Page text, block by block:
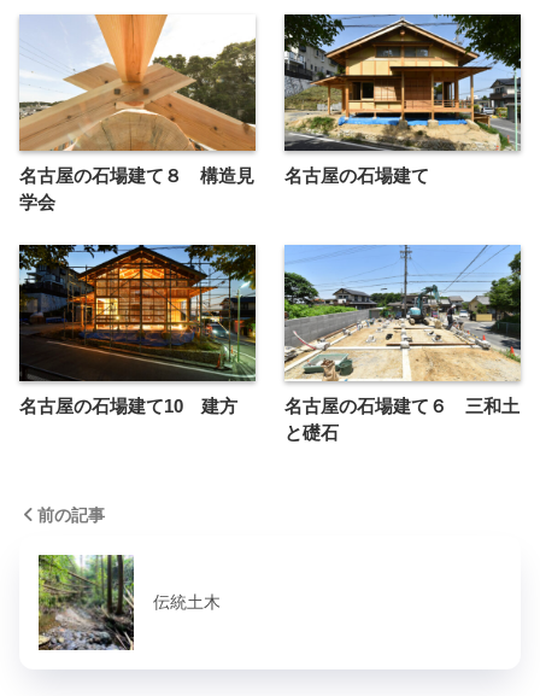
名古屋の石場建て８ 構造見
学会
名古屋の石場建て
名古屋の石場建て10 建方
名古屋の石場建て６ 三和土
と礎石
前の記事
伝統土木